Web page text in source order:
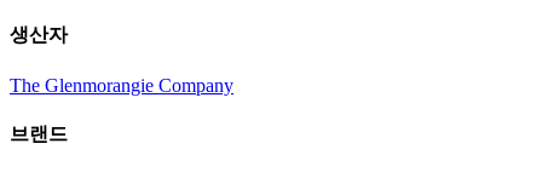
생산자
The Glenmorangie Company
브랜드